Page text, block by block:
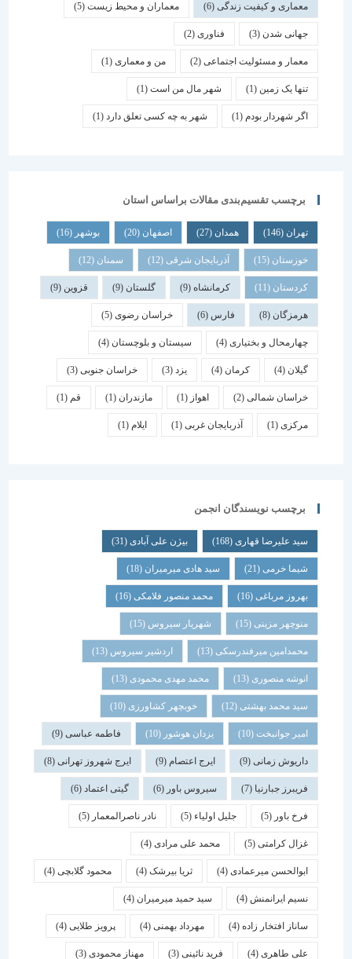
معماری و کیفیت زندگی(6) معماران و محیط زیست(5)
جهانی شدن(3) فناوری (2)
معمار و مسئولیت اجتماعی (2) من و معماری (1)
تنها یک زمین(1) شهر مال من است(1)
اگر شهردار بودم (1) شهر به چه کسی تعلق دارد(1)
برچسب تقسیم‌بندی مقالات براساس استان
همدان اصفهان (20) بوشهر
خوزستان(15) آذربایجان شرقی(12) سمنان (12)
کردستان(11) کرمانشاه(9) گلستان (9) قزوین
هرمزگان(8) فارس خراسان رضوی(5)
چهارمحال و بختیاری (4) سیستان و بلوچستان(4)
کرمان یزد خراسان جنوبی(3)
خراسان شمالی(2) اهواز مازندران(1) قم
(1) آذربایجان غربی(1) ایلام
برچسب نویسندگان انجمن
سید علیرضا قهاری(168) بیژن علی آبادی(31)
شیما خرمی(21) سید هادی میرمیران(18)
بهروز مرباغی (16) محمد منصور فلامکی (16)
منوچهر مزینی(15) شهریار سیروس(15)
محمدامین میرفندرسکی(13) اردشیر سیروس(13)
انوشه منصوری(13) محمد مهدی محمودی(13)
سید محمد بهشتی(12) خوبچهر کشاورزی(10)
امیر جوانبخت(10) یزدان هوشور(10) فاطمه عباسی(9)
داریوش زمانی(9) ایرج اعتصام(9) ایرج شهروز تهرانی(8)
فریبرز جبارنیا(7) سیروس باور(6) گیتی اعتماد(6)
فرخ باور(5) جلیل اولیاء(5) نادر ناصرالمعمار (5)
غزال کرامتی(5) محمد علی مرادی(4)
ابوالحسن میرعمادی(4) ثریا بیرشک(4) محمود گلابچی(4)
نسیم ایرانمنش(4) سید حمید میرمیران(4)
ساناز افتخار زاده(4) مهرداد بهمنی (4) پرویز طلایی(4)
علی طاهری(4) فرید نائینی(3) مهناز محمودی(3)